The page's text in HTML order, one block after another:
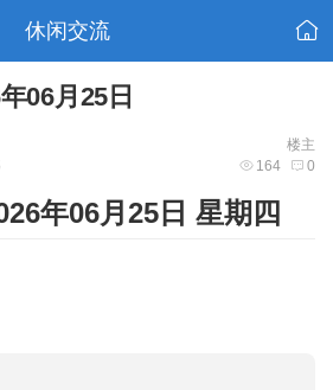
休闲交流
06月25日
楼主
164 0
年06月25日 星期四